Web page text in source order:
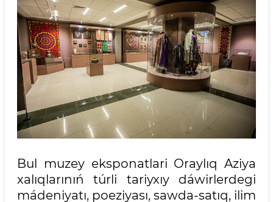
Bul muzey eksponatlari Oraylıq Aziya
xalıqlarınıń túrli tariyxıy dáwirlerdegi
mádeniyatı, poeziyası, sawda-satıq, ilim